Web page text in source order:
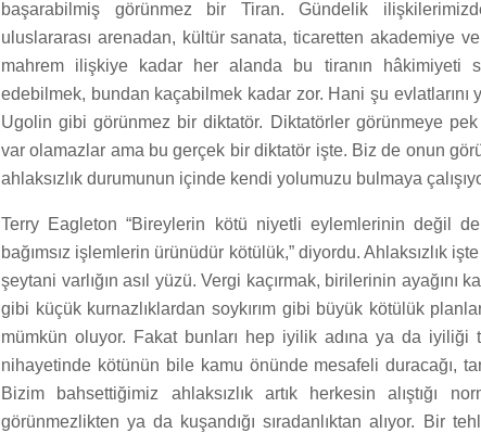
başarabilmiş görünmez bir Tiran. Gündelik
uluslararası arenadan, kültür sanata, ticaretten akademiye
mahrem ilişkiye kadar her alanda bu tiranın hâkimiyeti
edebilmek, bundan kaçabilmek kadar zor. Hani şu evlatlarını
Ugolin gibi görünmez bir diktatör. Diktatörler görünmeye pek
var olamazlar ama bu gerçek bir diktatör işte. Biz de onun
ahlaksızlık durumunun içinde kendi yolumuzu bulmaya
Terry Eagleton “Bireylerin kötü niyetli eylemlerinin değil
bağımsız işlemlerin ürünüdür kötülük,” diyordu. Ahlaksızlık
şeytani varlığın asıl yüzü. Vergi kaçırmak, birilerinin ayağını
gibi küçük kurnazlıklardan soykırım gibi büyük kötülük
mümkün oluyor. Fakat bunları hep iyilik adına ya da iyiliği
nihayetinde kötünün bile kamu önünde mesafeli duracağı,
Bizim bahsettiğimiz ahlaksızlık artık herkesin alıştığı
görünmezlikten ya da kuşandığı sıradanlıktan alıyor. Bir